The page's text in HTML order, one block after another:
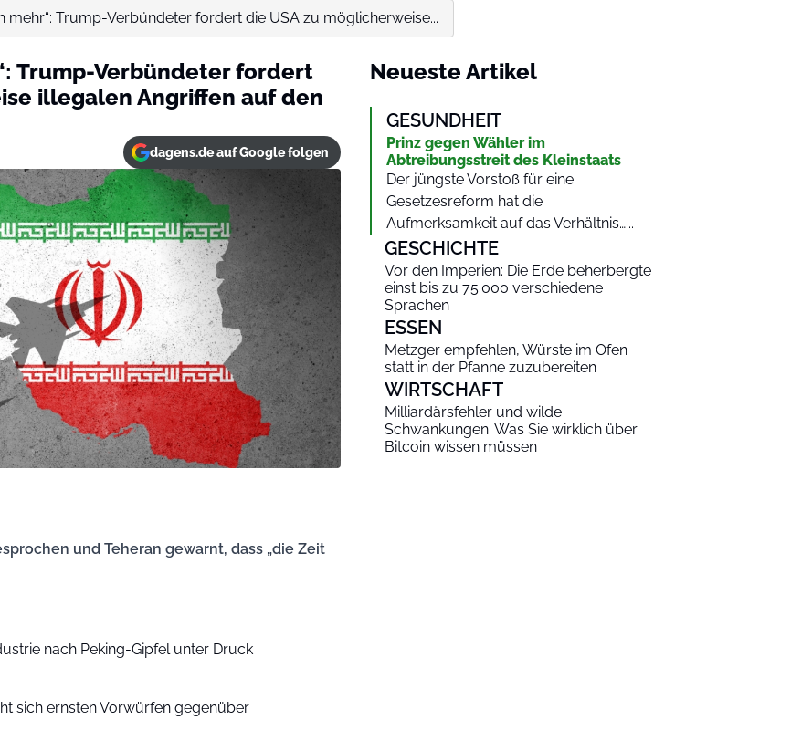
mehr“: Trump-Verbündeter fordert die USA zu möglicherweise...
Trump-Verbündeter fordert
illegalen Angriffen auf den
dagens.de auf Google folgen
und Teheran gewarnt, dass „die Zeit
nach Peking-Gipfel unter Druck
sich ernsten Vorwürfen gegenüber
Neueste Artikel
GESUNDHEIT
Prinz gegen Wähler im
Abtreibungsstreit des Kleinstaats
Der jüngste Vorstoß für eine
Gesetzesreform hat die
Aufmerksamkeit auf das Verhältnis…...
GESCHICHTE
Vor den Imperien: Die Erde beherbergte
einst bis zu 75.000 verschiedene
Sprachen
ESSEN
Metzger empfehlen, Würste im Ofen
statt in der Pfanne zuzubereiten
WIRTSCHAFT
Milliardärsfehler und wilde
Schwankungen: Was Sie wirklich über
Bitcoin wissen müssen